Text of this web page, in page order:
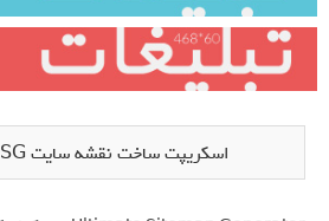
اسکریپت ساخت نقشه سایت USG نسخه 1.5.0